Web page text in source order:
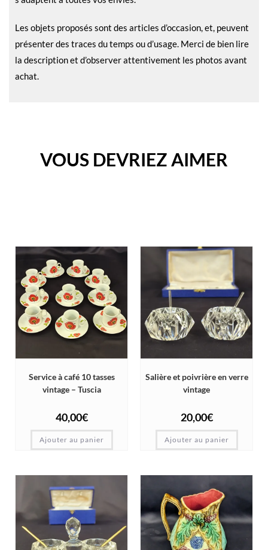
Les objets proposés sont des articles d’occasion, et, peuvent
présenter des traces du temps ou d’usage. Merci de bien lire
la description et d’observer attentivement les photos avant
achat.
VOUS DEVRIEZ AIMER
Service à café 10 tasses
vintage – Tuscia
40,00€
Ajouter au panier
Salière et poivrière en verre
vintage
20,00€
Ajouter au panier